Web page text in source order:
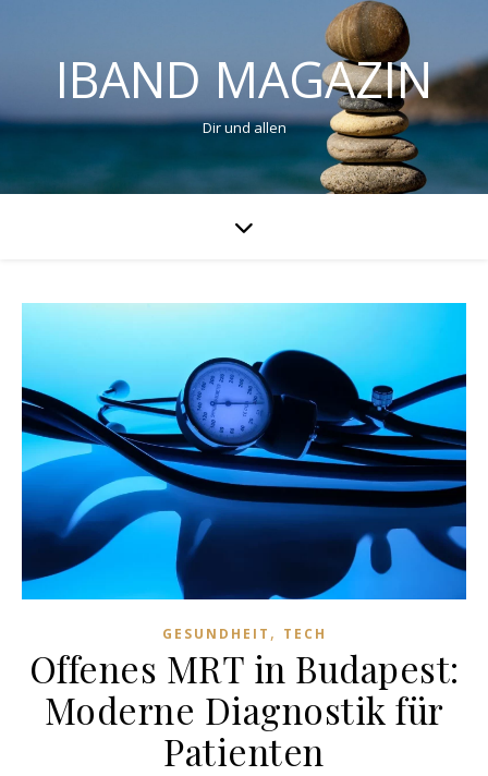
IBAND MAGAZIN
Dir und allen
GESUNDHEIT , TECH
Offenes MRT in Budapest:
Moderne Diagnostik für
Patienten